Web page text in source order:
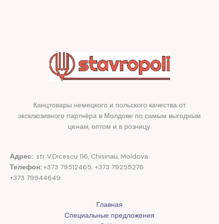
Канцтовары немецкого и польского качества от
эксклюзивного партнёра в Молдове по самым выгодным
ценам, оптом и в розницу.
Адрес: str V.Dicescu 116, Chisinau, Moldova.
Телефон: +373 79512465; +373 79255276
+373 79944649
Главная
Специальные предложения